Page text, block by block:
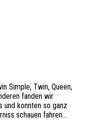
Simple, Twin, Queen,
fanden wir
und konnten so ganz
schauen fahren…